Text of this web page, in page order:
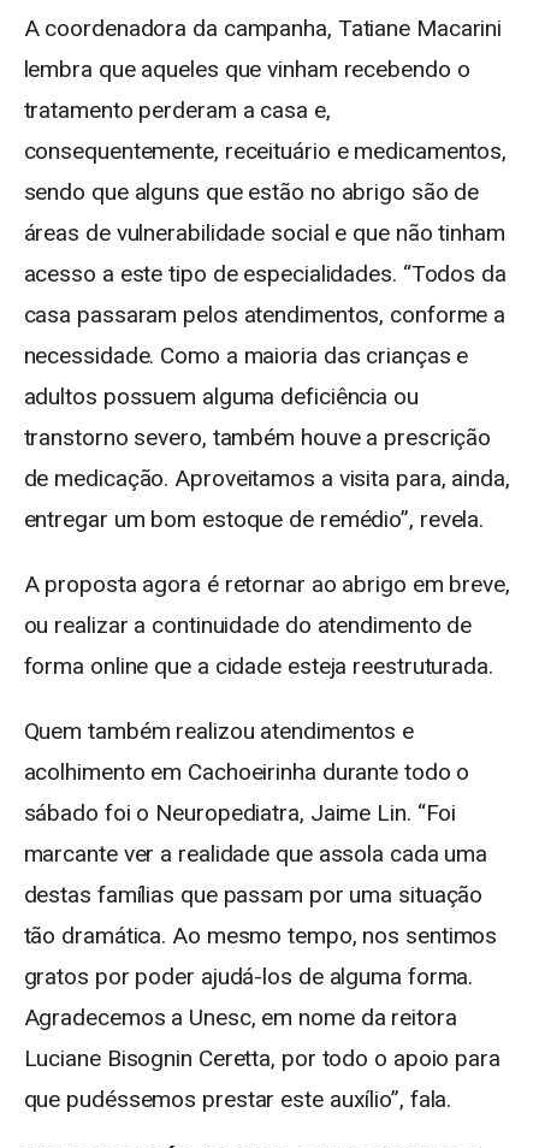
A coordenadora da campanha, Tatiane Macarini
lembra que aqueles que vinham recebendo o
tratamento perderam a casa e,
consequentemente, receituário e medicamentos,
sendo que alguns que estão no abrigo são de
áreas de vulnerabilidade social e que não tinham
acesso a este tipo de especialidades. “Todos da
casa passaram pelos atendimentos, conforme a
necessidade. Como a maioria das crianças e
adultos possuem alguma deficiência ou
transtorno severo, também houve a prescrição
de medicação. Aproveitamos a visita para, ainda,
entregar um bom estoque de remédio”, revela.
A proposta agora é retornar ao abrigo em breve,
ou realizar a continuidade do atendimento de
forma online que a cidade esteja reestruturada.
Quem também realizou atendimentos e
acolhimento em Cachoeirinha durante todo o
sábado foi o Neuropediatra, Jaime Lin. “Foi
marcante ver a realidade que assola cada uma
destas famílias que passam por uma situação
tão dramática. Ao mesmo tempo, nos sentimos
gratos por poder ajudá-los de alguma forma.
Agradecemos a Unesc, em nome da reitora
Luciane Bisognin Ceretta, por todo o apoio para
que pudéssemos prestar este auxílio”, fala.